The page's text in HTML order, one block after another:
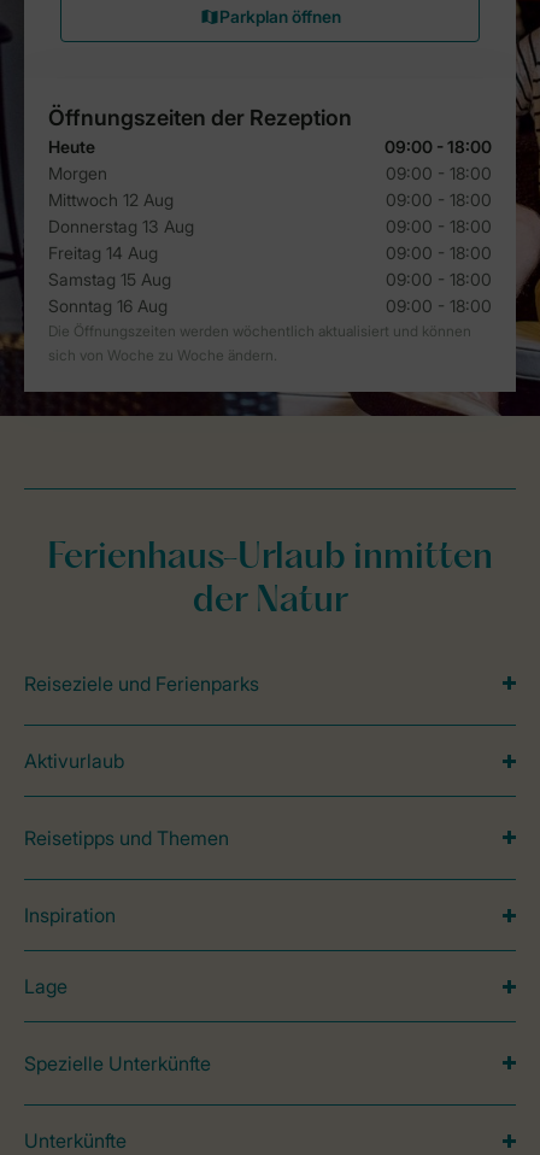
Ferienhaus-Urlaub inmitten
der Natur
Reiseziele und Ferienparks
Aktivurlaub
Reisetipps und Themen
Inspiration
Lage
Spezielle Unterkünfte
Unterkünfte